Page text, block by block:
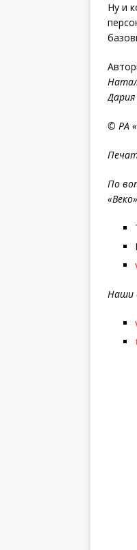
Ну и
© РА
По
Наши